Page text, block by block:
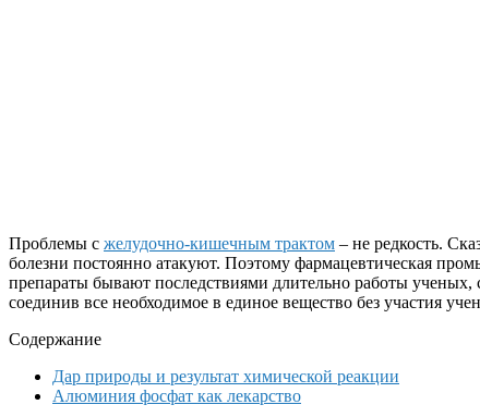
Проблемы с желудочно-кишечным трактом – не редкость.
болезни постоянно атакуют. Поэтому фармацевтическая
препараты бывают последствиями длительно работы
соединив все необходимое в единое вещество без участия
Содержание
Дар природы и результат химической реакции
Алюминия фосфат как лекарство